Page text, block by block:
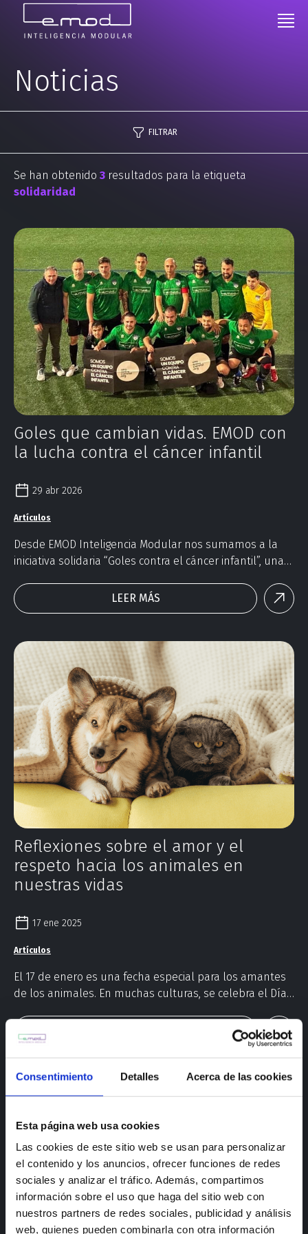
Consentimiento Detalles Acerca de las cookies
Esta página web usa cookies
Las cookies de este sitio web se usan para personalizar
el contenido y los anuncios, ofrecer funciones de redes
sociales y analizar el tráfico. Además, compartimos
información sobre el uso que haga del sitio web con
nuestros partners de redes sociales, publicidad y análisis
web, quienes pueden combinarla con otra información
Noticias
FILTRAR
Se han obtenido 3 resultados para la etiqueta
solidaridad
Goles que cambian vidas. EMOD con
la lucha contra el cáncer infantil
29 abr 2026
Artículos
Desde EMOD Inteligencia Modular nos sumamos a la
iniciativa solidaria “Goles contra el cáncer infantil”, una
infantil.
LEER MÁS
Reflexiones sobre el amor y el
respeto hacia los animales en
nuestras vidas
17 ene 2025
Artículos
El 17 de enero es una fecha especial para los amantes
de los animales. En muchas culturas, se celebra el Día
tenemos la excusa perfecta para hablar de ellos.